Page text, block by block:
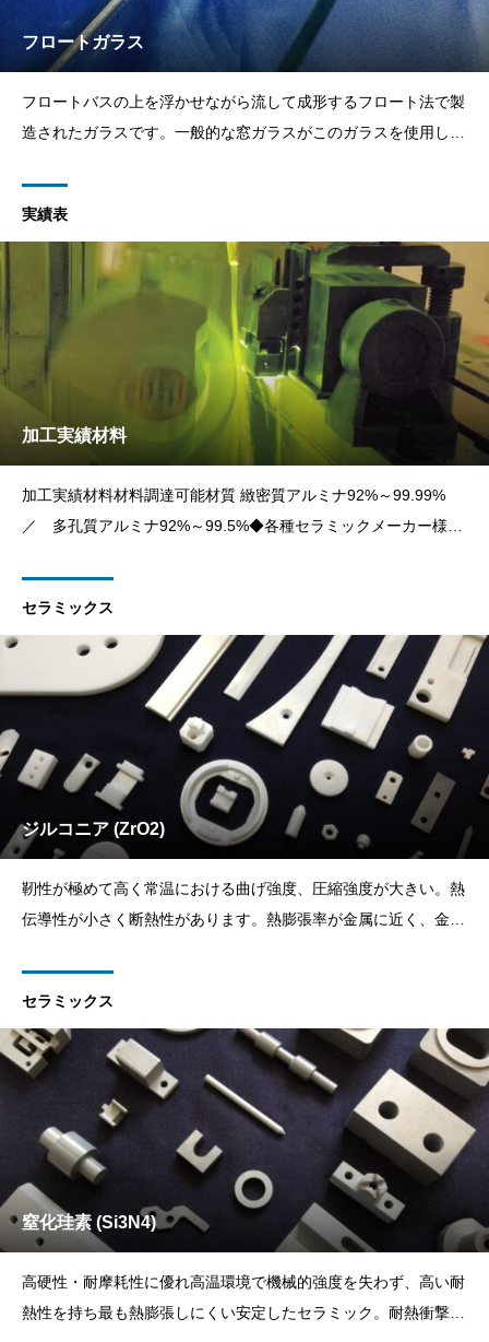
フロートガラス
フロートバスの上を浮かせながら流して成形するフロート法で製
造されたガラスです。一般的な窓ガラスがこのガラスを使用して
実績表
加工実績材料
加工実績材料材料調達可能材質 緻密質アルミナ92%～99.99%
／ 多孔質アルミナ92%～99.5%◆各種セラミックメーカー様か
（例）CEMN（アル
セラミックス
ジルコニア (ZrO2)
靭性が極めて高く常温における曲げ強度、圧縮強度が大きい。熱
伝導性が小さく断熱性があります。熱膨張率が金属に近く、金属
セラミックス
窒化珪素 (Si3N4)
高硬性・耐摩耗性に優れ高温環境で機械的強度を失わず、高い耐
熱性を持ち最も熱膨張しにくい安定したセラミック。耐熱衝撃性